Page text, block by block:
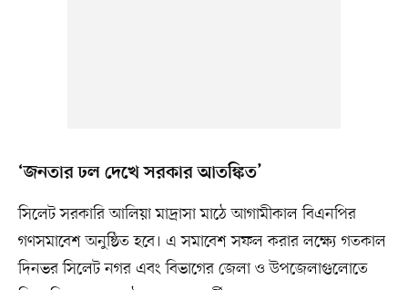
‘জনতার ঢল দেখে সরকার আতঙ্কিত’
সিলেট সরকারি আলিয়া মাদ্রাসা মাঠে আগামীকাল বিএনপির
গণসমাবেশ অনুষ্ঠিত হবে। এ সমাবেশ সফল করার লক্ষ্যে গতকাল
দিনভর সিলেট নগর এবং বিভাগের জেলা ও উপজেলাগুলোতে